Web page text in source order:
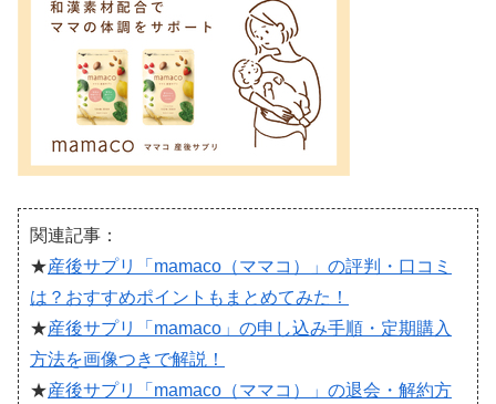
関連記事：
★産後サプリ「mamaco（ママコ）」の評判・口コミ
は？おすすめポイントもまとめてみた！
★産後サプリ「mamaco」の申し込み手順・定期購入
方法を画像つきで解説！
★産後サプリ「mamaco（ママコ）」の退会・解約方